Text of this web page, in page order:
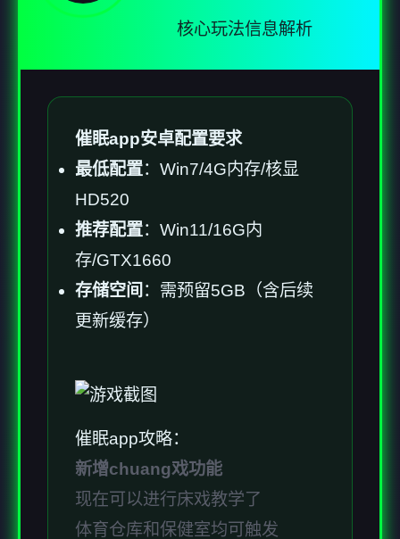
核心玩法信息解析
催眠app安卓配置要求
​最低配置​​：Win7/4G内存/核显
HD520
​推荐配置​​：Win11/16G内
存/GTX1660
​存储空间​ ​：需预留5GB（含后续
更新缓存）
催眠app攻略：
新增chuang戏功能
现在可以进行床戏教学了
体育仓库和保健室均可触发